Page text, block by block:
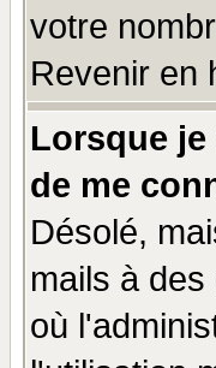
votre
Revenir en
Lorsque
de me
Désolé,
mails à
où